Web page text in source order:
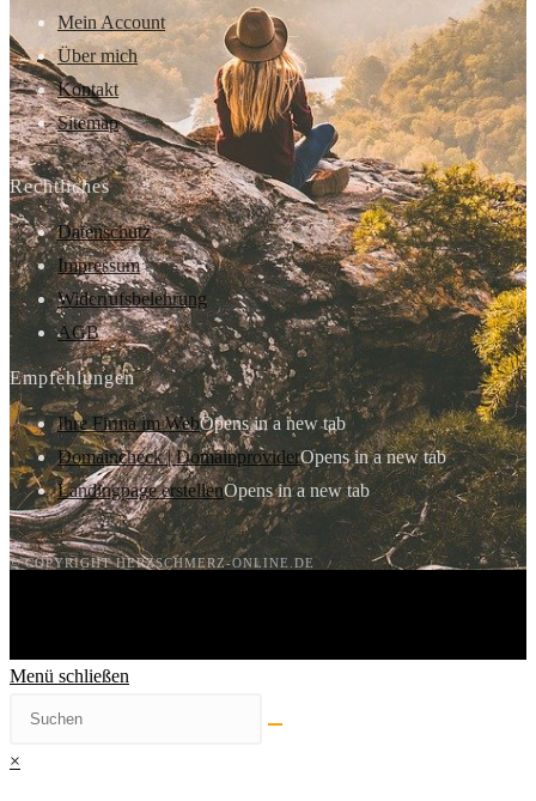
Mein Account
Über mich
Kontakt
Sitemap
Rechtliches
Datenschutz
Impressum
Widerrufsbelehrung
AGB
Empfehlungen
Ihre Firma im WebOpens in a new tab
Domaincheck | DomainproviderOpens in a new tab
Landingpage erstellenOpens in a new tab
© COPYRIGHT HERZSCHMERZ-ONLINE.DE
Menü schließen
×